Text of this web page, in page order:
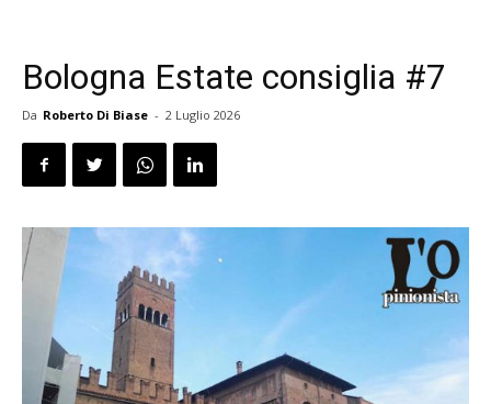
Bologna Estate consiglia #7
Da Roberto Di Biase - 2 Luglio 2026